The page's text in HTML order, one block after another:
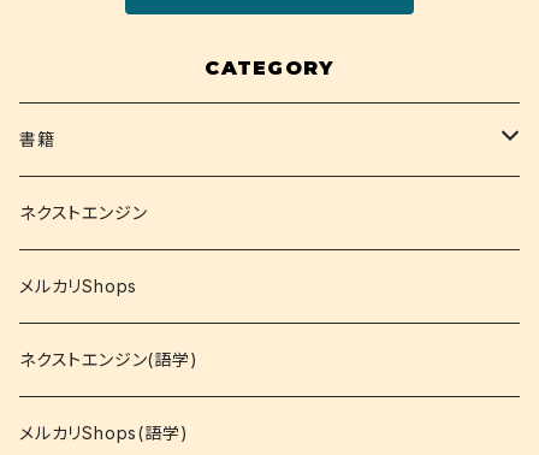
CATEGORY
書籍
関西大学テキスト
就活
資格
コミック
ネクストエンジン
メルカリShops
ネクストエンジン(語学)
メルカリShops(語学)